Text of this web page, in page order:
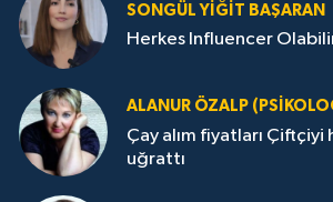
SONGÜL YIĞIT BAŞARAN
Herkes Influencer
ALANUR ÖZALP
Çay alım fiyatları Çiftçiyi
uğrattı